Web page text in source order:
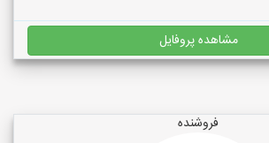
مشاهده پروفایل
فروشنده